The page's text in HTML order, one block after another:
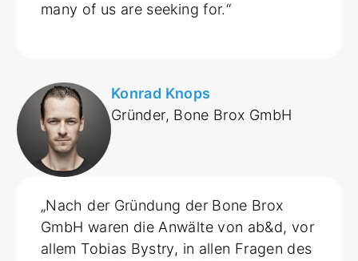
many of us are seeking for.“
Konrad Knops
Gründer, Bone Brox GmbH
„Nach der Gründung der Bone Brox
GmbH waren die Anwälte von ab&d, vor
allem Tobias Bystry, in allen Fragen des